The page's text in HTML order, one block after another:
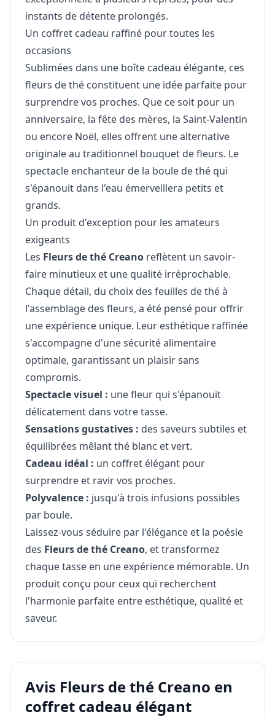
instants de détente prolongés.
Un coffret cadeau raffiné pour toutes les
occasions
Sublimées dans une boîte cadeau élégante, ces
fleurs de thé constituent une idée parfaite pour
surprendre vos proches. Que ce soit pour un
anniversaire, la fête des mères, la Saint-Valentin
ou encore Noël, elles offrent une alternative
originale au traditionnel bouquet de fleurs. Le
spectacle enchanteur de la boule de thé qui
s'épanouit dans l'eau émerveillera petits et
grands.
Un produit d'exception pour les amateurs
exigeants
Les Fleurs de thé Creano reflètent un savoir-
faire minutieux et une qualité irréprochable.
Chaque détail, du choix des feuilles de thé à
l'assemblage des fleurs, a été pensé pour offrir
une expérience unique. Leur esthétique raffinée
s'accompagne d'une sécurité alimentaire
optimale, garantissant un plaisir sans
compromis.
Spectacle visuel : une fleur qui s'épanouit
délicatement dans votre tasse.
Sensations gustatives : des saveurs subtiles et
équilibrées mêlant thé blanc et vert.
Cadeau idéal : un coffret élégant pour
surprendre et ravir vos proches.
Polyvalence : jusqu'à trois infusions possibles
par boule.
Laissez-vous séduire par l'élégance et la poésie
des Fleurs de thé Creano, et transformez
chaque tasse en une expérience mémorable. Un
produit conçu pour ceux qui recherchent
l'harmonie parfaite entre esthétique, qualité et
saveur.
Avis Fleurs de thé Creano en
coffret cadeau élégant